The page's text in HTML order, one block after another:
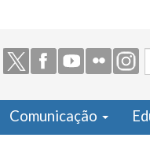
Comunicação